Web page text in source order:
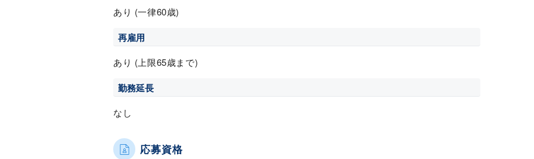
あり (一律60歳)
再雇用
あり (上限65歳まで)
勤務延長
なし
応募資格